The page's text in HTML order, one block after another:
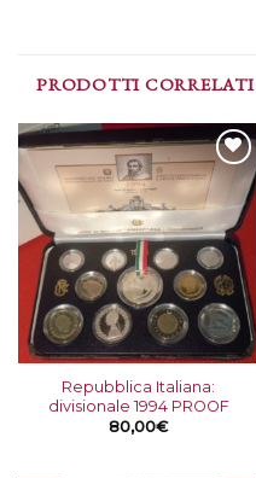
PRODOTTI CORRELATI
Aggiungi
alla lista
dei
desideri
Repubblica Italiana:
divisionale 1994 PROOF
80,00€